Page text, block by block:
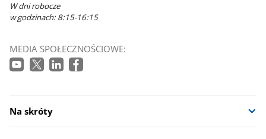
W dni robocze
w godzinach: 8:15-16:15
MEDIA SPOŁECZNOŚCIOWE:
Na skróty